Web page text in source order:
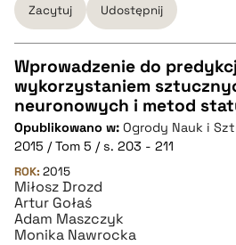
Zacytuj Udostępnij
CZYSTY TEKST
pobierz cytat
BIBTEX
Wprowadzenie do
wykorzystaniem
neuronowych i metod
Opublikowano w: Ogrody Nauk i
2015 / Tom 5 / s. 203 - 211
ROK: 2015
Miłosz Drozd
Artur Gołaś
Adam Maszczyk
Monika Nawrocka